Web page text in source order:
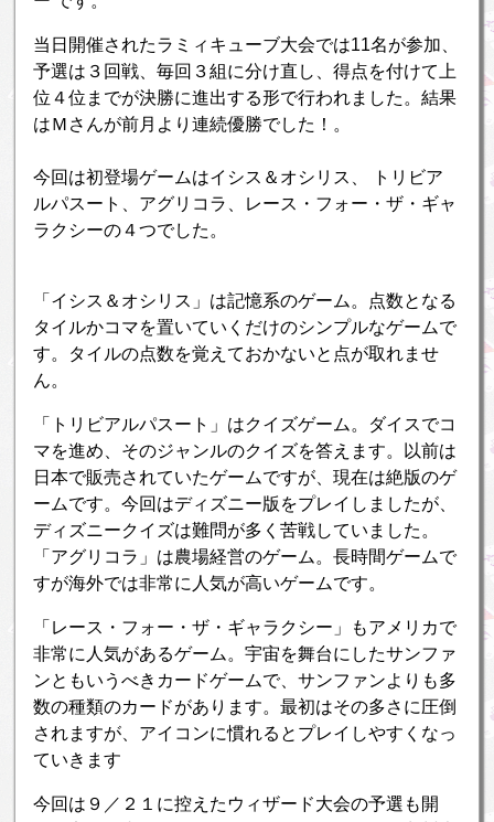
当日開催されたラミィキューブ大会では11名が参加、
予選は３回戦、毎回３組に分け直し、得点を付けて上
位４位までが決勝に進出する形で行われました。結果
はＭさんが前月より連続優勝でした！。
今回は初登場ゲームはイシス＆オシリス、 トリビア
ルパスート、アグリコラ、レース・フォー・ザ・ギャ
ラクシーの４つでした。
「イシス＆オシリス」は記憶系のゲーム。点数となる
タイルかコマを置いていくだけのシンプルなゲームで
す。タイルの点数を覚えておかないと点が取れませ
ん。
「トリビアルパスート」はクイズゲーム。ダイスでコ
マを進め、そのジャンルのクイズを答えます。以前は
日本で販売されていたゲームですが、現在は絶版のゲ
ームです。今回はディズニー版をプレイしましたが、
ディズニークイズは難問が多く苦戦していました。
「アグリコラ」は農場経営のゲーム。長時間ゲームで
すが海外では非常に人気が高いゲームです。
「レース・フォー・ザ・ギャラクシー」もアメリカで
非常に人気があるゲーム。宇宙を舞台にしたサンファ
ンともいうべきカードゲームで、サンファンよりも多
数の種類のカードがあります。最初はその多さに圧倒
されますが、アイコンに慣れるとプレイしやすくなっ
ていきます
今回は９／２１に控えたウィザード大会の予選も開